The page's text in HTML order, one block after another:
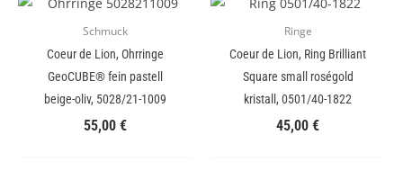
Schmuck
Coeur de Lion, Ohrringe
GeoCUBE® fein pastell
beige-oliv, 5028/21-1009
55,00 €
Ringe
Coeur de Lion, Ring Brilliant
Square small roségold
kristall, 0501/40-1822
45,00 €